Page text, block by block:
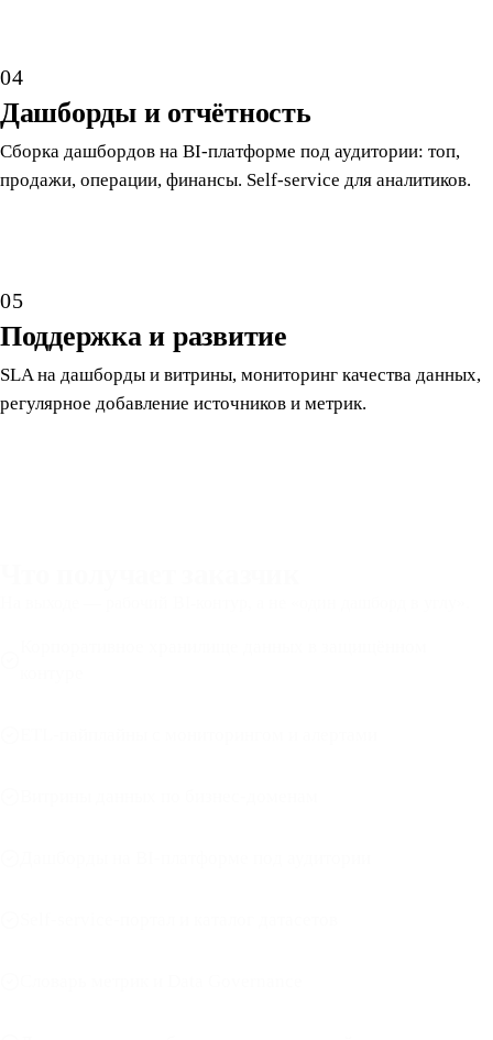
04
Дашборды и отчётность
Сборка дашбордов на BI-платформе под аудитории: топ,
продажи, операции, финансы. Self-service для аналитиков.
05
Поддержка и развитие
SLA на дашборды и витрины, мониторинг качества данных,
регулярное добавление источников и метрик.